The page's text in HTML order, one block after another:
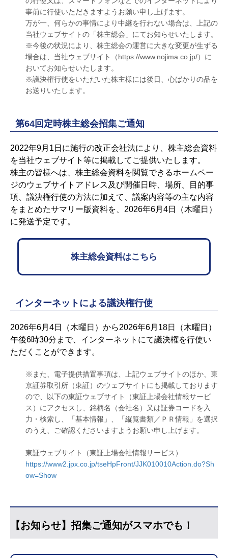
事前に行使いただきますようお願い申し上げます。
万が一、何らかの事情により中継を行わない場合は、上記の
当社ウェブサイトの「株主総会」にてお知らせいたします。
※今後の状況により、株主総会の運営に大きな変更が生ずる
場合は、当社ウェブサイト（https://www.nojima.co.jp/）に
おいてお知らせいたします。
※議決権行使をいただいた株主様には後日、心ばかりの品を
お送りいたします。
第64回定時株主総会招集ご通知
2022年9月1日に施行の改正会社法により、株主総会資料
を当社ウェブサイト等に掲載してご提供いたします。
株主の皆様へは、株主総会資料を閲覧できるホームペー
ジのウェブサイトアドレス及び開催日時、場所、目的事
項、議決権行使の方法に加えて、議案内容等の主な内容
をまとめたサマリー版資料を、2026年6月4日（木曜日）
に発送予定です。
株主総会資料はこちら
インターネットによる議決権行使
2026年6月4日（木曜日）から2026年6月18日（木曜日）
午後6時30分まで、インターネットにて議決権を行使い
ただくことができます。
※また、電子提供措置事項は、上記ウェブサイトのほか、東
京証券取引所（東証）のウェブサイトにも掲載しております
ので、以下の東証ウェブサイト（東証上場会社情報サービ
ス）にアクセスし、銘柄名（会社名）又は証券コードを入
力・検索し、「基本情報」、「縦覧書類／ＰＲ情報」を選択
のうえ、ご確認くださいますようお願い申し上げます。
東証ウェブサイト（東証上場会社情報サービス）
https://www2.jpx.co.jp/tseHpFront/JJK010010Action.do?Sh
ow=Show
【お知らせ】招集ご通知がスマホでも！